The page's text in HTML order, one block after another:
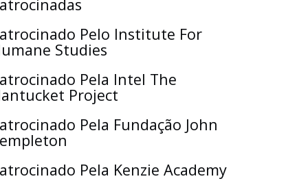
Pelo Institute For
Studies
Pela Intel The
Project
Pela Fundação John
Pela Kenzie Academy